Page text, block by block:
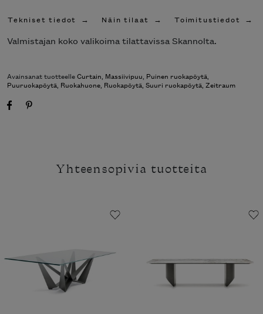
Tekniset tiedot Näin tilaat Toimitustiedot
Valmistajan koko valikoima tilattavissa Skannolta.
Avainsanat tuotteelleCurtain, Massiivipuu, Puinen ruokapöytä,
Puuruokapöytä, Ruokahuone, Ruokapöytä, Suuri ruokapöytä, Zeitraum
Yhteensopivia tuotteita